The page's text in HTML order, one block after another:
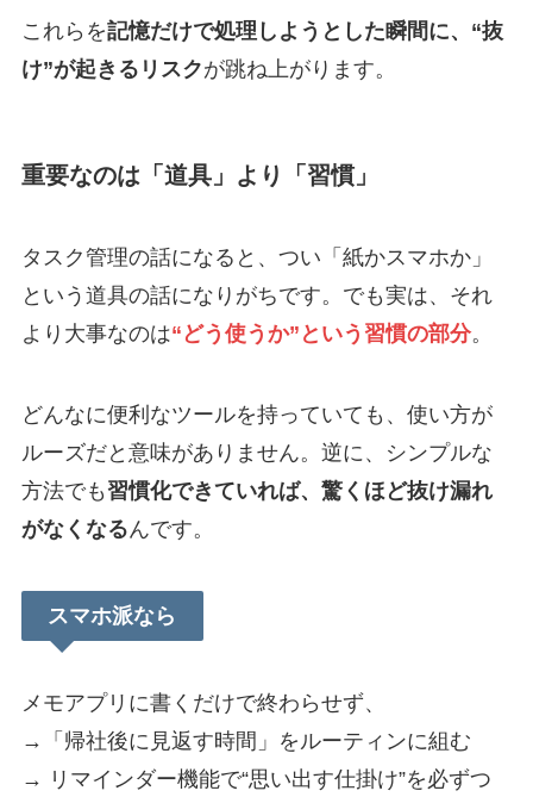
これらを記憶だけで処理しようとした瞬間に、“抜
け”が起きるリスクが跳ね上がります。
重要なのは「道具」より「習慣」
タスク管理の話になると、つい「紙かスマホか」
という道具の話になりがちです。でも実は、それ
より大事なのは“どう使うか”という習慣の部分。
どんなに便利なツールを持っていても、使い方が
ルーズだと意味がありません。逆に、シンプルな
方法でも習慣化できていれば、驚くほど抜け漏れ
がなくなるんです。
スマホ派なら
メモアプリに書くだけで終わらせず、
→「帰社後に見返す時間」をルーティンに組む
→ リマインダー機能で“思い出す仕掛け”を必ずつ